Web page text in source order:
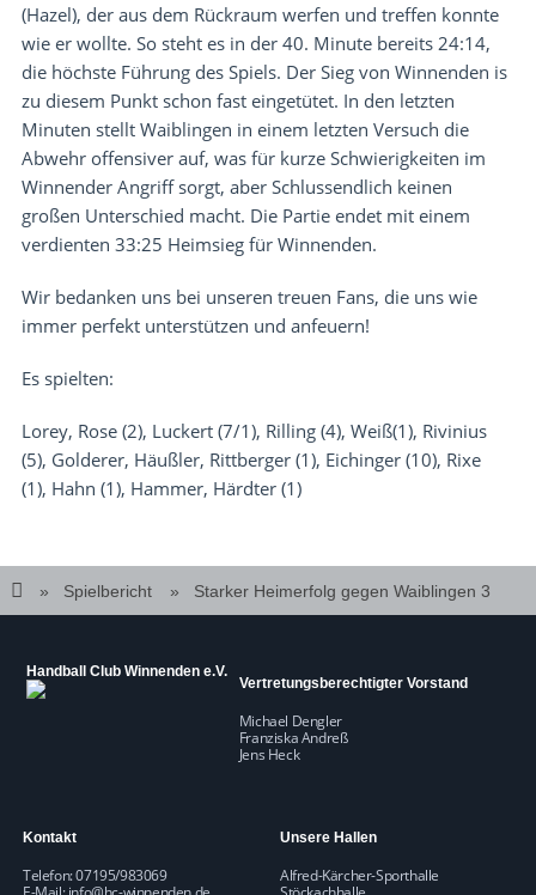
(Hazel), der aus dem Rückraum werfen und treffen konnte
wie er wollte. So steht es in der 40. Minute bereits 24:14,
die höchste Führung des Spiels. Der Sieg von Winnenden is
zu diesem Punkt schon fast eingetütet. In den letzten
Minuten stellt Waiblingen in einem letzten Versuch die
Abwehr offensiver auf, was für kurze Schwierigkeiten im
Winnender Angriff sorgt, aber Schlussendlich keinen
großen Unterschied macht. Die Partie endet mit einem
verdienten 33:25 Heimsieg für Winnenden.
Wir bedanken uns bei unseren treuen Fans, die uns wie
immer perfekt unterstützen und anfeuern!
Es spielten:
Lorey, Rose (2), Luckert (7/1), Rilling (4), Weiß(1), Rivinius
(5), Golderer, Häußler, Rittberger (1), Eichinger (10), Rixe
(1), Hahn (1), Hammer, Härdter (1)
Spielbericht Starker Heimerfolg gegen Waiblingen 3
Handball Club Winnenden e.V.
Vertretungsberechtigter Vorstand
Michael Dengler
Franziska Andreß
Jens Heck
Kontakt
Telefon: 07195/983069
Unsere Hallen
Alfred-Kärcher-Sporthalle